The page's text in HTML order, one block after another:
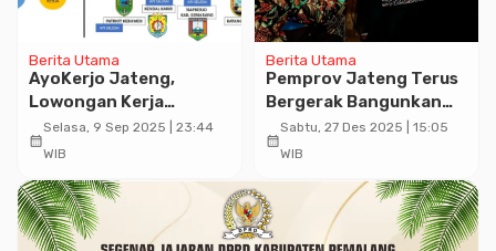
Berita Utama
AyoKerjo Jateng,
Lowongan Kerja
Lulusan SMA-D2
September-Oktober di
Semarang dan Solo
calendar_month
Selasa, 9 Sep 2025 | 23:44
WIB
Berita Utama
Pemprov Jateng Terus
Bergerak Bangunkan
Rumah Warga yang
Tidak Layak Huni
calendar_month
Sabtu, 27 Des 2025 | 15:05
WIB